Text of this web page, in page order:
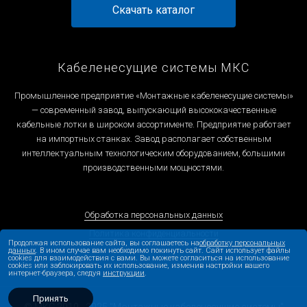
Скачать каталог
Кабеленесущие системы МКС
Промышленное предприятие «Монтажные кабеленесущие системы»
— современный завод, выпускающий высококачественные
кабельные лотки в широком ассортименте. Предприятие работает
на импортных станках. Завод располагает собственным
интеллектуальным технологическим оборудованием, большими
производственными мощностями.
Обработка персональных данных
Продолжая использование сайта, вы соглашаетесь наобработку персональных
данных. В ином случае вам необходимо покинуть сайт. Сайт использует файлы
cookies для взаимодействия с вами. Вы можете согласиться на использование
cookies или заблокировать их использование, изменив настройки вашего
интернет-браузера, следуя инструкции.
Принять